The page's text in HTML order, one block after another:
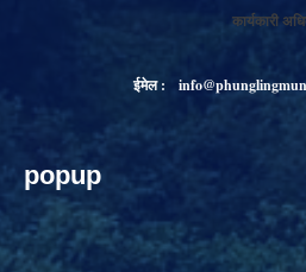
कार्यकारी
ईमेल :
popup